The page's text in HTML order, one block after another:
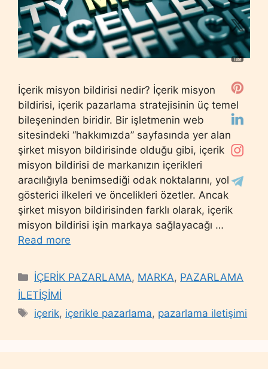
İçerik misyon bildirisi nedir? İçerik misyon
bildirisi, içerik pazarlama stratejisinin üç temel
bileşeninden biridir. Bir işletmenin web
sitesindeki “hakkımızda” sayfasında yer alan
şirket misyon bildirisinde olduğu gibi, içerik
misyon bildirisi de markanızın içerikleri
aracılığıyla benimsediği odak noktalarını, yol
gösterici ilkeleri ve öncelikleri özetler. Ancak
şirket misyon bildirisinden farklı olarak, içerik
misyon bildirisi işin markaya sağlayacağı …
Read more
Categories
İÇERİK PAZARLAMA, MARKA, PAZARLAMA
İLETİŞİMİ
Tags
içerik, içerikle pazarlama, pazarlama iletişimi